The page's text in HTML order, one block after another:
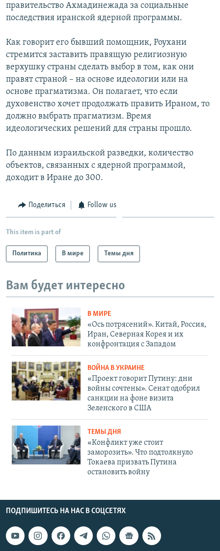
правительство Ахмадинежада за социальные
последствия иранской ядерной программы.
Как говорит его бывший помощник, Роухани
стремится заставить правящую религиозную
верхушку страны сделать выбор в том, как они
правят страной – на основе идеологии или на
основе прагматизма. Он полагает, что если
духовенство хочет продолжать править Ираном, то
должно выбрать прагматизм. Время
идеологических решений для страны прошло.
По данным израильской разведки, количество
объектов, связанных с ядерной программой,
доходит в Иране до 300.
Поделиться Follow us
This item is part of
Политика В мире Темы дня
Вам будет интересно
В МИРЕ
«Ось потрясений». Китай, Россия,
Иран, Северная Корея и их
конфронтация с Западом
ВОЙНА В УКРАИНЕ
«Проект говорит Путину: дни
войны сочтены». Сенат одобрил
санкции на фоне визита
Зеленского в США
ТЕМЫ ДНЯ
«Конфликт уже стоит
заморозить». Что подтолкнуло
Токаева призвать Путина
остановить войну
ПОДПИШИТЕСЬ НА НАС В СОЦСЕТЯХ